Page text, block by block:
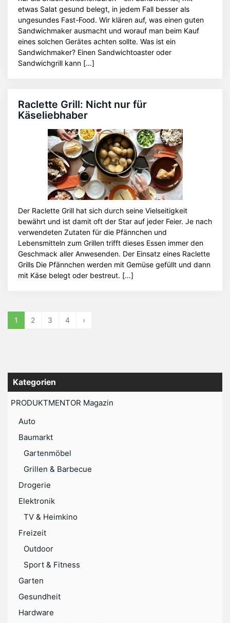
etwas Salat gesund belegt, in jedem Fall besser als
ungesundes Fast-Food. Wir klären auf, was einen guten
Sandwichmaker ausmacht und worauf man beim Kauf
eines solchen Gerätes achten sollte. Was ist ein
Sandwichmaker? Einen Sandwichtoaster oder
Sandwichgrill kann […]
Raclette Grill: Nicht nur für
Käseliebhaber
Der Raclette Grill hat sich durch seine Vielseitigkeit
bewährt und ist damit oft der Star auf jeder Feier. Je nach
verwendeten Zutaten für die Pfännchen und
Lebensmitteln zum Grillen trifft dieses Essen immer den
Geschmack aller Anwesenden. Der Einsatz eines Raclette
Grills Die Pfännchen werden mit Gemüse gefüllt und dann
mit Käse belegt oder bestreut. […]
1 2 3 4 ›
Kategorien
PRODUKTMENTOR Magazin
Auto
Baumarkt
Gartenmöbel
Grillen & Barbecue
Drogerie
Elektronik
TV & Heimkino
Freizeit
Outdoor
Sport & Fitness
Garten
Gesundheit
Hardware